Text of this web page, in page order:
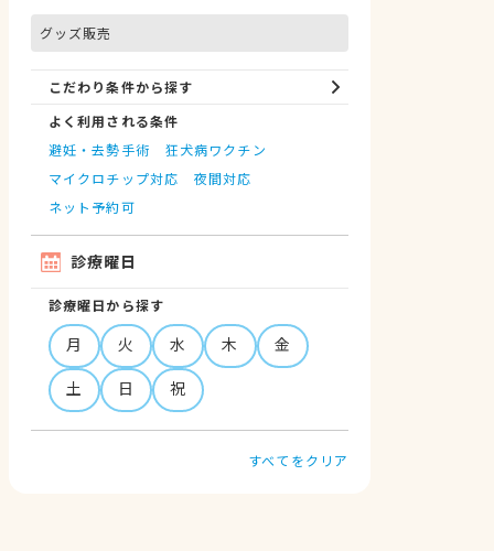
グッズ販売
こだわり条件から探す
よく利用される条件
避妊・去勢手術
狂犬病ワクチン
マイクロチップ対応
夜間対応
ネット予約可
診療曜日
診療曜日から探す
月 火 水 木
金
土
日 祝
すべてをクリア